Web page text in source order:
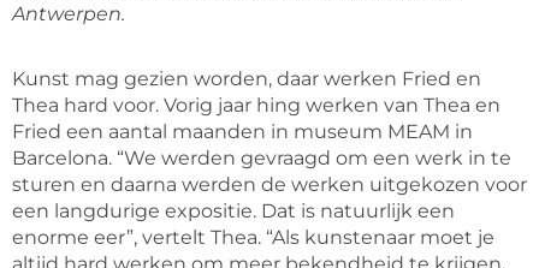
Antwerpen.
Kunst mag gezien worden, daar werken Fried en
Thea hard voor. Vorig jaar hing werken van Thea en
Fried een aantal maanden in museum MEAM in
Barcelona. “We werden gevraagd om een werk in te
sturen en daarna werden de werken uitgekozen voor
een langdurige expositie. Dat is natuurlijk een
enorme eer”, vertelt Thea. “Als kunstenaar moet je